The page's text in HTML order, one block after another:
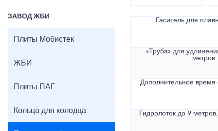
ЗАВОД ЖБИ
Плиты Мобистек
ЖБИ
Плиты ПАГ
Кольца для колодца
Гаситель для
«Труба» для
метров
Дополнительное
Гидролоток до 9